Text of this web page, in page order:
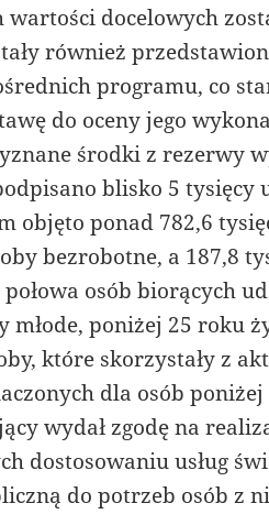
wartości docelowych
również
programu, co
do oceny jego
środki z rezerwy
blisko 5
objęto ponad 782,6
bezrobotne, a 187,8
osób biorących
młode, poniżej 25 roku
które skorzystały z
dla osób
wydał zgodę na
dostosowaniu usług
do potrzeb osób z